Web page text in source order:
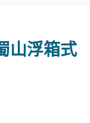
山浮箱式